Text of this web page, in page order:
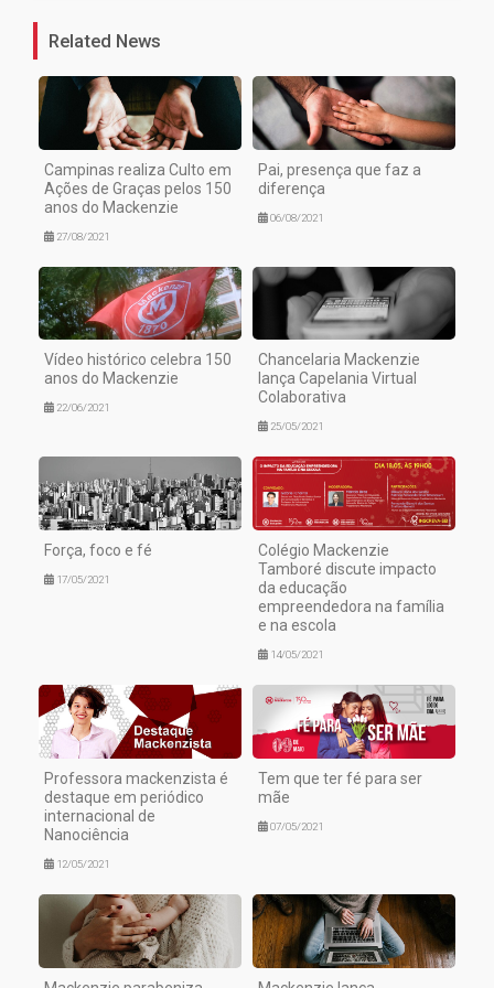
Related News
Campinas realiza Culto em
Ações de Graças pelos 150
anos do Mackenzie
27/08/2021
Pai, presença que faz a
diferença
06/08/2021
Vídeo histórico celebra 150
anos do Mackenzie
22/06/2021
Chancelaria Mackenzie
lança Capelania Virtual
Colaborativa
25/05/2021
Força, foco e fé
17/05/2021
Colégio Mackenzie
Tamboré discute impacto
da educação
empreendedora na família
e na escola
14/05/2021
Professora mackenzista é
destaque em periódico
internacional de
Nanociência
12/05/2021
Tem que ter fé para ser
mãe
07/05/2021